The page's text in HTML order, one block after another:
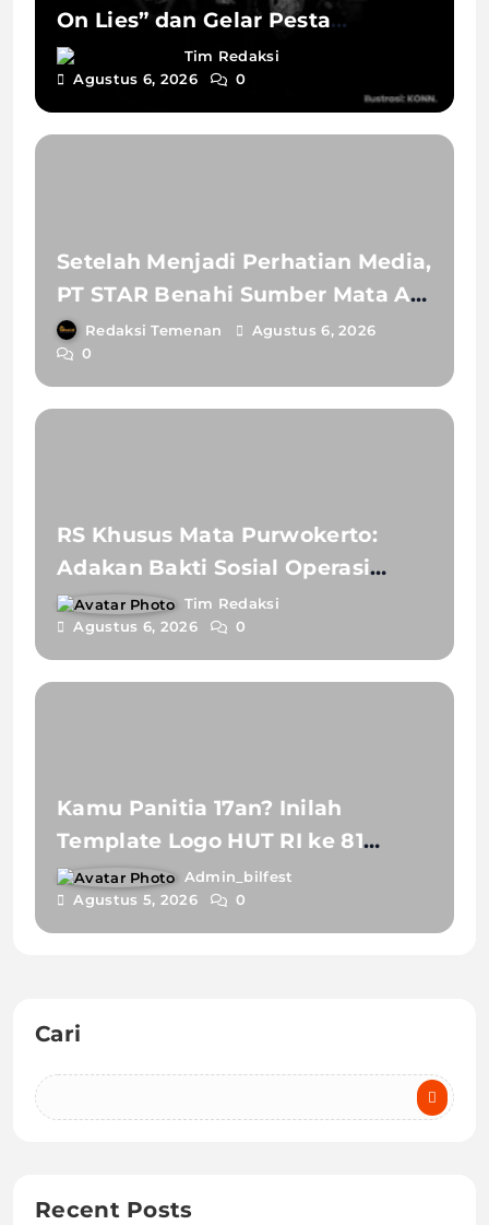
On Lies” dan Gelar Pesta
Peluncuran Di Purwokerto
Tim Redaksi
Agustus 6, 2026
0
Setelah Menjadi Perhatian Media,
PT STAR Benahi Sumber Mata Air
Pancuran Darmakradenan
Redaksi Temenan
Agustus 6, 2026
0
RS Khusus Mata Purwokerto:
Adakan Bakti Sosial Operasi
Katarak Gratis Siap Bantu Warga
Melihat Lebih Jelas
Tim Redaksi
Agustus 6, 2026
0
Kamu Panitia 17an? Inilah
Template Logo HUT RI ke 81
untuk Konten Medsos, Acara
Kampung dan Aksesoris Lainnya
Admin_bilfest
Agustus 5, 2026
0
Cari
Recent Posts